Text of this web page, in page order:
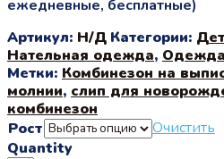
ежедневные, бесплатные)
Артикул: Н/Д Категории:
Нательная одежда,
Метки: Комбинезон на
молнии, слип для
комбинезон
Рост
Очистить
Quantity